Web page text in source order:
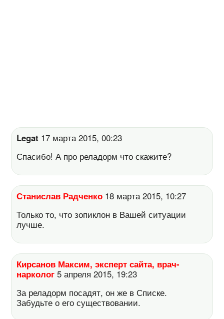
Legat 17 марта 2015, 00:23
Спасибо! А про реладорм что скажите?
Станислав Радченко 18 марта 2015, 10:27
Только то, что зопиклон в Вашей ситуации
лучше.
Кирсанов Максим, эксперт сайта, врач-
нарколог 5 апреля 2015, 19:23
За реладорм посадят, он же в Списке.
Забудьте о его существовании.